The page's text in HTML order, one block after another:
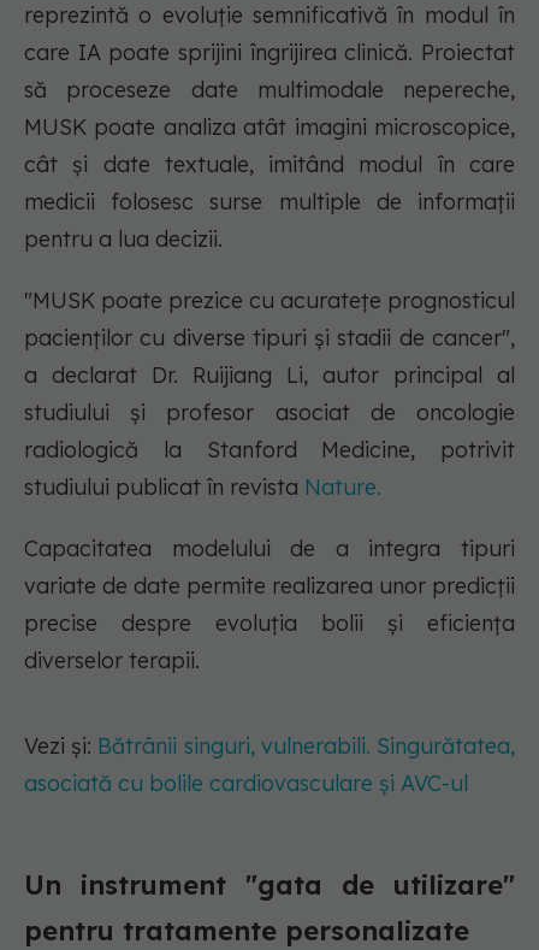
reprezintă o evoluție semnificativă în modul în
care IA poate sprijini îngrijirea clinică. Proiectat
să proceseze date multimodale nepereche,
MUSK poate analiza atât imagini microscopice,
cât și date textuale, imitând modul în care
medicii folosesc surse multiple de informații
pentru a lua decizii.
"MUSK poate prezice cu acuratețe prognosticul
pacienților cu diverse tipuri și stadii de cancer",
a declarat Dr. Ruijiang Li, autor principal al
studiului și profesor asociat de oncologie
radiologică la Stanford Medicine, potrivit
studiului publicat în revista Nature.
Capacitatea modelului de a integra tipuri
variate de date permite realizarea unor predicții
precise despre evoluția bolii și eficiența
diverselor terapii.
Vezi și: Bătrânii singuri, vulnerabili. Singurătatea,
asociată cu bolile cardiovasculare și AVC-ul
Un instrument "gata de utilizare"
pentru tratamente personalizate